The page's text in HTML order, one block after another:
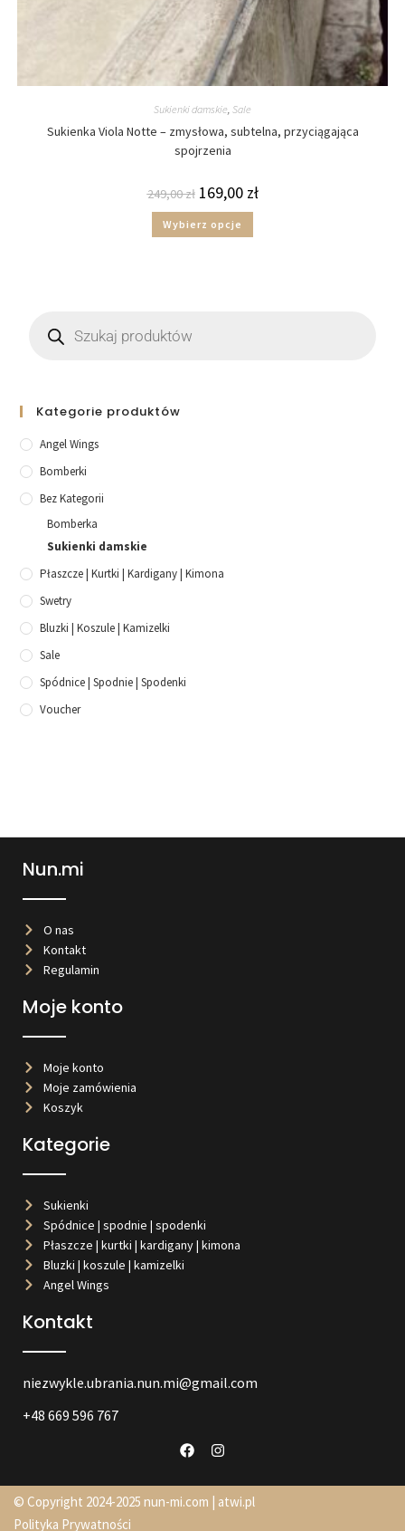
Sukienki damskie Sale
Sukienka Viola Notte – zmysłowa, subtelna, przyciągająca
spojrzenia
249,00zł 169,00 zł
Wybierz opcje
Kategorie produktów
Angel Wings
Bomberki
Bez Kategorii
Bomberka
Sukienki damskie
Płaszcze | Kurtki | Kardigany | Kimona
Swetry
Bluzki | Koszule | Kamizelki
Sale
Spódnice | Spodnie | Spodenki
Voucher
Nun.mi
O nas
Kontakt
Regulamin
Moje konto
Moje konto
Moje zamówienia
Koszyk
Kategorie
Sukienki
Spódnice | spodnie | spodenki
Płaszcze | kurtki | kardigany | kimona
Bluzki | koszule | kamizelki
Angel Wings
Kontakt
niezwykle.ubrania.nun.mi@gmail.com
+48 669 596 767
© Copyright 2024-2025 nun-mi.com | atwi.pl
Polityka Prywatności